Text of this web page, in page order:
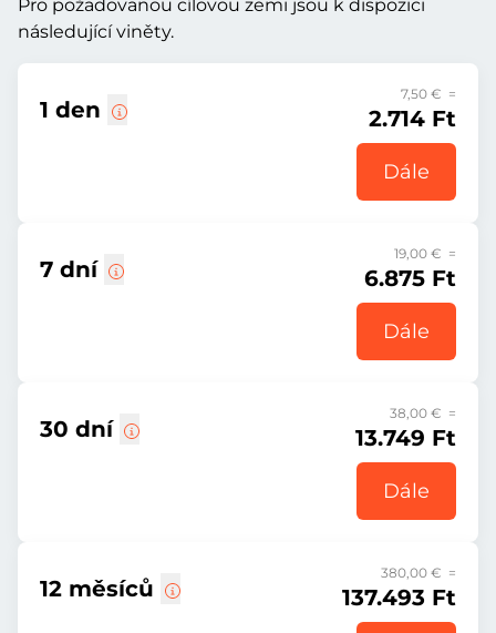
Pro požadovanou cílovou zemi jsou k dispozici
následující viněty.
1 den
7,50 € =
2.714 Ft
Dále
7 dní
19,00 € =
6.875 Ft
Dále
30 dní
38,00 € =
13.749 Ft
Dále
12 měsíců
380,00 € =
137.493 Ft